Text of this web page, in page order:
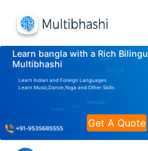
Learn bangla with a Rich
Multibhashi
Learn Indian and Foreign Languages
Learn Music,Dance,Yoga and Other Skills
Get A Quote